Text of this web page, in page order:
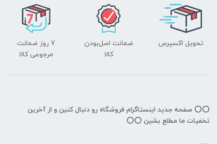
تحویل اکسپرس
ضمانت اصل‌بودن
کالا
7 روز ضمانت
مرجوعی کالا
⭕️⭕️ صفحه جدید اینستاگرام فروشگاه رو دنبال کنین و از آخرین
تخفیات ما مطلع بشین ⭕️⭕️